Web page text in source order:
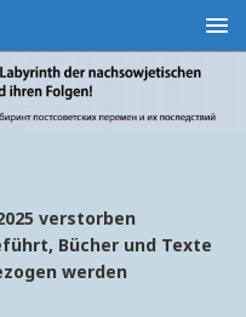
verstorben
Bücher und Texte
werden